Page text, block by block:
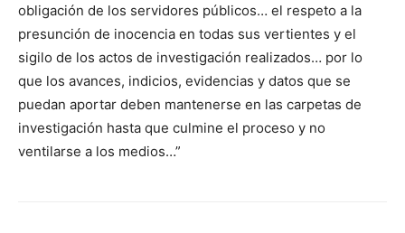
obligación de los servidores públicos… el respeto a la
presunción de inocencia en todas sus vertientes y el
sigilo de los actos de investigación realizados… por lo
que los avances, indicios, evidencias y datos que se
puedan aportar deben mantenerse en las carpetas de
investigación hasta que culmine el proceso y no
ventilarse a los medios…”